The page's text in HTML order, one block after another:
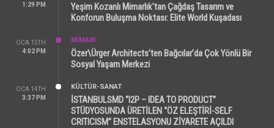
1:29 PM
Yeşim Kozanlı Mimarlık’tan Çağdaş Tasarım ve
Konforun Buluşma Noktası: Elite World Kuşadası
OCA 15TH
4:02 PM
MİMARİ
Özer\Ürger Architects’ten Bağcılar’da Çok Yönlü Bir
Sosyal Yaşam Merkezi
OCA 14TH
3:37 PM
KÜLTÜR-SANAT
İSTANBULSMD “I2P – IDEA TO PRODUCT”
STÜDYOSUNDA ÜRETİLEN “ÖZ ELEŞTİRİ-SELF
CRITICISM” ENSTELASYONU ZİYARETE AÇILDI